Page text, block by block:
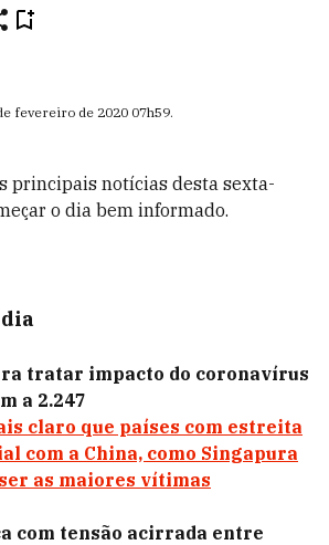
fevereiro de 2020 07h59.
principais notícias desta sexta-
o dia bem informado.
tratar impacto do coronavírus
a 2.247
claro que países com estreita
com a China, como Singapura
as maiores vítimas
com tensão acirrada entre